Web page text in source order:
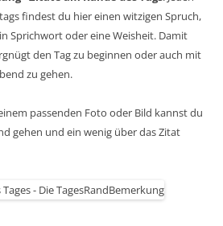
findest du hier einen witzigen Spruch,
Sprichwort oder eine Weisheit. Damit
den Tag zu beginnen oder auch mit
zu gehen.
passenden Foto oder Bild kannst du
gehen und ein wenig über das Zitat